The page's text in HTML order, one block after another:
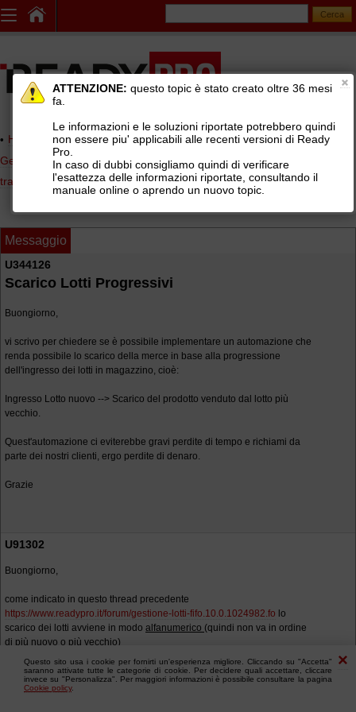
Questo sito usa i cookie per fornirti un'esperienza migliore. Cliccando su "Accetta"
saranno attivate tutte le categorie di cookie. Per decidere quali accettare, cliccare
invece su "Personalizza". Per maggiori informazioni è possibile consultare la pagina
Cookie policy.
Home page> AREE DI SUPPORTO TECNICO GRATUITO>
Gestionale Ready Pro>Logistica, lotti e matricole, picking, corrieri e
tracking
Lotti, matricole e numeri di serie
Messaggio
U344126
Scarico Lotti Progressivi
Buongiorno,
vi scrivo per chiedere se è possibile implementare un automazione che
renda possibile lo scarico della merce in base alla progressione
dell'ingresso dei lotti in magazzino, cioè:
Ingresso Lotto nuovo --> Scarico del prodotto venduto dal lotto più
vecchio.
Quest'automazione ci eviterebbe gravi perdite di tempo e richiami da
parte dei nostri clienti, ergo perdite di denaro.
Grazie
U91302
Buongiorno,
come indicato in questo thread precedente
https://www.readypro.it/forum/gestione-lotti-fifo.10.0.1024982.fo lo
scarico dei lotti avviene in modo alfanumerico (quindi non va in ordine
di più nuovo o più vecchio)
ATTENZIONE: questo topic è stato creato oltre 36 mesi
fa.
Le informazioni e le soluzioni riportate potrebbero quindi
non essere piu' applicabili alle recenti versioni di Ready
Pro.
In caso di dubbi consigliamo quindi di verificare
l'esattezza delle informazioni riportate, consultando il
manuale online o aprendo un nuovo topic.